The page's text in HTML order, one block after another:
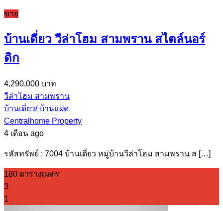
ขาย
บ้านเดี่ยว วีล่าโฮม สามพราน สไตล์นอร์
ดิก
4,290,000 บาท
วีล่าโฮม สามพราน
บ้านเดี่ยว/ บ้านแฝด
Centralhome Property
4 เดือน ago
รหัสทรัพย์ : 7004 บ้านเดี่ยว หมู่บ้านวีล่าโฮม สามพราน ส […]
180 ตารางเมตร
3
1